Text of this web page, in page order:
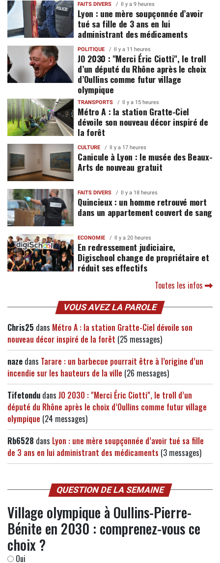
FAITS DIVERS Il y a 9 heures
Lyon : une mère soupçonnée d’avoir
tué sa fille de 3 ans en lui
administrant des médicaments
POLITIQUE Il y a 11 heures
JO 2030 : "Merci Éric Ciotti", le troll
d’un député du Rhône après le choix
d’Oullins comme futur village
olympique
TRANSPORTS Il y a 15 heures
Métro A : la station Gratte-Ciel
dévoile son nouveau décor inspiré de
la forêt
CULTURE Il y a 17 heures
Canicule à Lyon : le musée des Beaux-
Arts de nouveau gratuit
FAITS DIVERS Il y a 18 heures
Quincieux : un homme retrouvé mort
dans un appartement couvert de sang
ECONOMIE Il y a 20 heures
En redressement judiciaire,
Digischool change de propriétaire et
réduit ses effectifs
Toutes les infos
VOUS AVEZ LA PAROLE
Chris25 dans Métro A : la station Gratte-Ciel dévoile son
nouveau décor inspiré de la forêt (25 messages)
naze dans Tarare : un barbecue pourrait être à l’origine d’un
incendie sur les hauteurs de la ville (26 messages)
Tifetondu dans JO 2030 : "Merci Éric Ciotti", le troll d’un
député du Rhône après le choix d’Oullins comme futur village
olympique (24 messages)
Rb6528 dans Lyon : une mère soupçonnée d’avoir tué sa fille
de 3 ans en lui administrant des médicaments (3 messages)
QUESTION DE LA SEMAINE
Village olympique à Oullins-Pierre-
Bénite en 2030 : comprenez-vous ce
choix ?
Oui